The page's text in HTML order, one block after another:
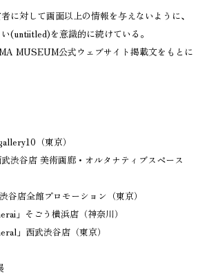
に対して画面以上の情報を与えないように、
(untiitled)を意識的に続けている。
MUSEUM公式ウェブサイト掲載文をもとに
（東京）
谷店 美術画廊・オルタナティブスペース
店全館プロモーション（東京）
」そごう横浜店（神奈川）
」西武渋谷店（東京）